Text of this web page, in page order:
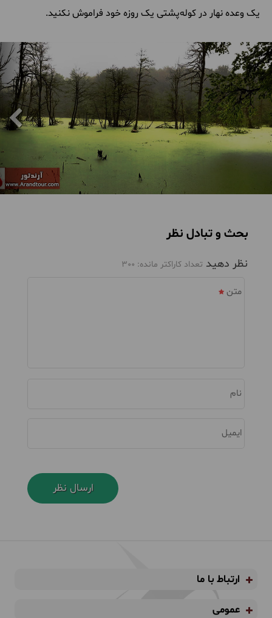
یک وعده نهار در کوله‌پشتی یک روزه خود فراموش نکنید.
بحث و تبادل نظر
نظر دهید تعداد کاراکتر مانده: 300
متن
نام
ایمیل
ارتباط با ما
عمومی